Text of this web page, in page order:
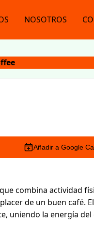
NOSOTROS
Añadir a Google
combina actividad
de un buen café.
uniendo la energía